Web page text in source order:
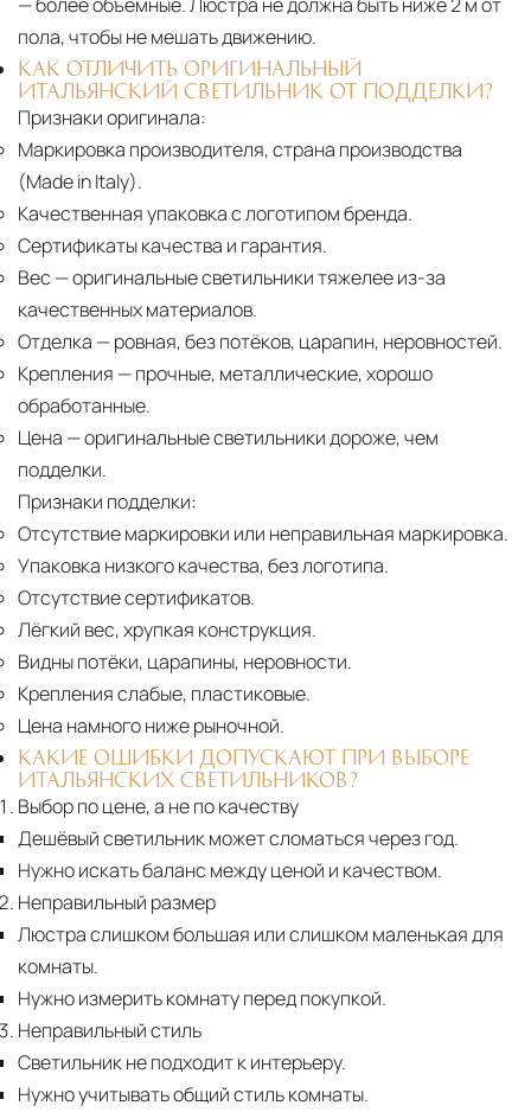
пола, чтобы не мешать движению.
КАК ОТЛИЧИТЬ ОРИГИНАЛЬНЫЙ
ИТАЛЬЯНСКИЙ СВЕТИЛЬНИК ОТ ПОДДЕЛКИ?
Признаки оригинала:
Маркировка производителя, страна производства
(Made in Italy).
Качественная упаковка с логотипом бренда.
Сертификаты качества и гарантия.
Вес — оригинальные светильники тяжелее из-за
качественных материалов.
Отделка — ровная, без потёков, царапин, неровностей.
Крепления — прочные, металлические, хорошо
обработанные.
Цена — оригинальные светильники дороже, чем
подделки.
Признаки подделки:
Отсутствие маркировки или неправильная маркировка.
Упаковка низкого качества, без логотипа.
Отсутствие сертификатов.
Лёгкий вес, хрупкая конструкция.
Видны потёки, царапины, неровности.
Крепления слабые, пластиковые.
Цена намного ниже рыночной.
КАКИЕ ОШИБКИ ДОПУСКАЮТ ПРИ ВЫБОРЕ
ИТАЛЬЯНСКИХ СВЕТИЛЬНИКОВ?
Выбор по цене, а не по качеству
Дешёвый светильник может сломаться через год.
Нужно искать баланс между ценой и качеством.
Неправильный размер
Люстра слишком большая или слишком маленькая для
комнаты.
Нужно измерить комнату перед покупкой.
Неправильный стиль
Светильник не подходит к интерьеру.
Нужно учитывать общий стиль комнаты.